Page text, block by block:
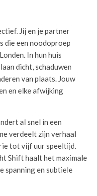
Jij en je partner
die een noodoproep
In hun huis
dicht, schaduwen
van plaats. Jouw
en elke afwijking
al snel in een
verdeelt zijn verhaal
tot vijf uur speeltijd.
Shift haalt het maximale
spanning en subtiele